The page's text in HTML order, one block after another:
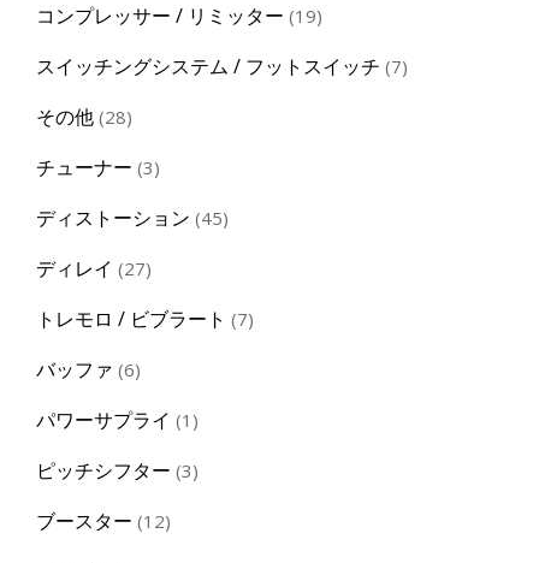
コンプレッサー / リミッター 1919
スイッチングシステム / フットスイッチ 77
その他 2828
チューナー 33
ディストーション 4545
ディレイ 2727
トレモロ / ビブラート 77
バッファ 66
パワーサプライ 1 1
ピッチシフター 33
ブースター 1212